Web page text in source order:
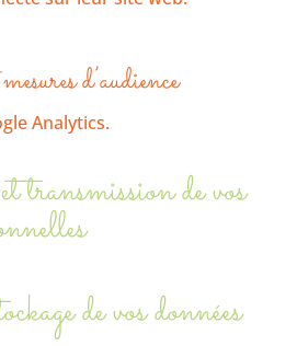
d’audience
Analytics.
de vos
de vos données